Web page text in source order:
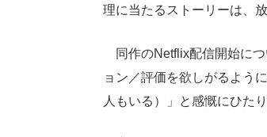
理に当たるストーリーは、
同作のNetflix配信開始につ
ョン／評価を欲しがるよう
人もいる）」と感慨にひた